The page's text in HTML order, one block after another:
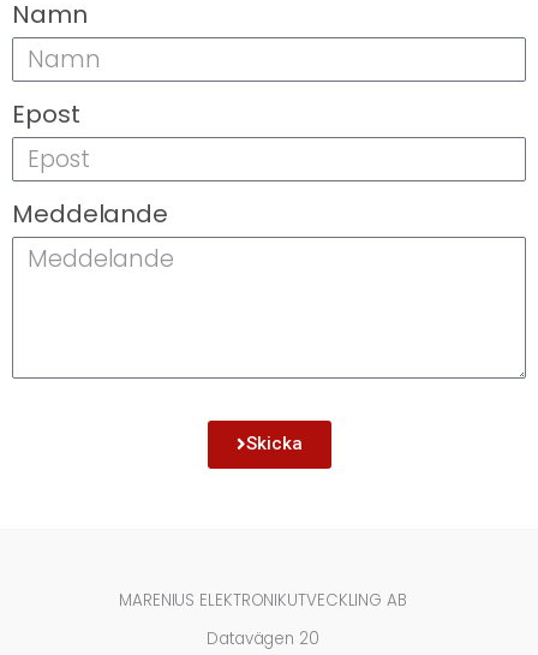
Namn
Epost
Meddelande
Skicka
MARENIUS ELEKTRONIKUTVECKLING AB
Datavägen 20